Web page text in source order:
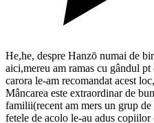
He,he, despre Hanzō numai de
aici,mereu am ramas cu gândul
carora le-am recomandat acest
Mâncarea este extraordinar de
familii(recent am mers un grup
fetele de acolo le-au adus